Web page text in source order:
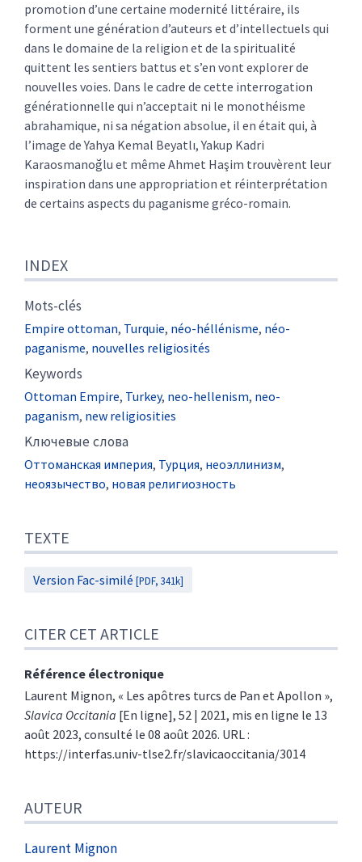
promotion d’une certaine modernité littéraire, ils
forment une génération d’auteurs et d’intellectuels qui
dans le domaine de la religion et de la spiritualité
quittent les sentiers battus et s’en vont explorer de
nouvelles voies. Dans le cadre de cette interrogation
générationnelle qui n’acceptait ni le monothéisme
abrahamique, ni sa négation absolue, il en était qui, à
l’image de Yahya Kemal Beyatlı, Yakup Kadri
Karaosmanoğlu et même Ahmet Haşim trouvèrent leur
inspiration dans une appropriation et réinterprétation
de certains aspects du paganisme gréco-romain.
INDEX
Mots-clés
Empire ottoman, Turquie, néo-héllénisme, néo-
paganisme, nouvelles religiosités
Keywords
Ottoman Empire, Turkey, neo-hellenism, neo-
paganism, new religiosities
Kлючевые слова
Оттоманская империя, Турция, неоэллинизм,
неоязычество, новая религиозность
TEXTE
Version Fac-similé [PDF, 341k]
CITER CET ARTICLE
Référence électronique
Laurent Mignon, « Les apôtres turcs de Pan et Apollon »,
Slavica Occitania [En ligne], 52 | 2021, mis en ligne le 13
août 2023, consulté le 08 août 2026. URL :
https://interfas.univ-tlse2.fr/slavicaoccitania/3014
AUTEUR
Laurent Mignon